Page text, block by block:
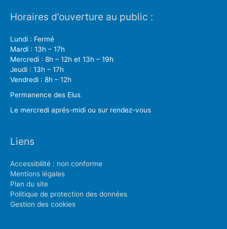
Horaires d’ouverture au public :
Lundi : Fermé
Mardi : 13h – 17h
Mercredi : 8h – 12h et 13h – 19h
Jeudi : 13h – 17h
Vendredi : 8h – 12h
Permanence des Elus
Le mercredi aprés-midi ou sur rendez-vous
Liens
Accessibilité : non conforme
Mentions légales
Plan du site
Politique de protection des données
Gestion des cookies